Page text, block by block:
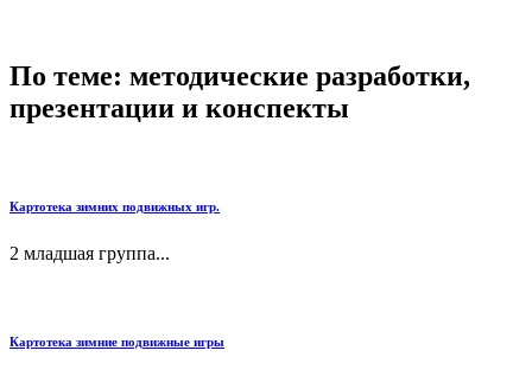
По теме: методические разработки,
презентации и конспекты
Картотека зимних подвижных игр.
2 младшая группа...
Картотека зимние подвижные игры